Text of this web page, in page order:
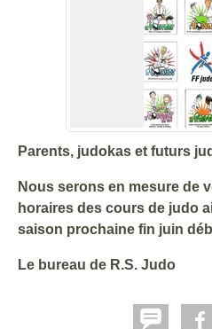
Parents, judokas et futurs
Nous serons en mesure de
horaires des cours de judo
saison prochaine fin juin
Le bureau de R.S. Judo